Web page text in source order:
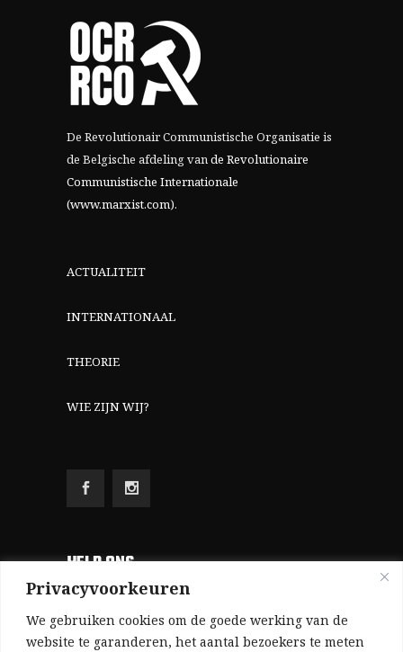
Privacyvoorkeuren
We gebruiken cookies om de goede werking van de
website te garanderen, het aantal bezoekers te meten
De Revolutionair Communistische Organisatie is
de Belgische afdeling vande Revolutionaire
Communistische Internationale
(www.marxist.com).
ACTUALITEIT
INTERNATIONAAL
THEORIE
WIE ZIJN WIJ?
HELP ONS
Aangezien we volledig zelf gefinancierd zijn
(zonder subsidies, zonder commerciële